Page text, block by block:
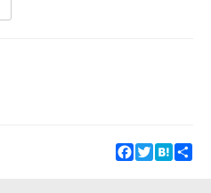
Facebook
TwitterHatena